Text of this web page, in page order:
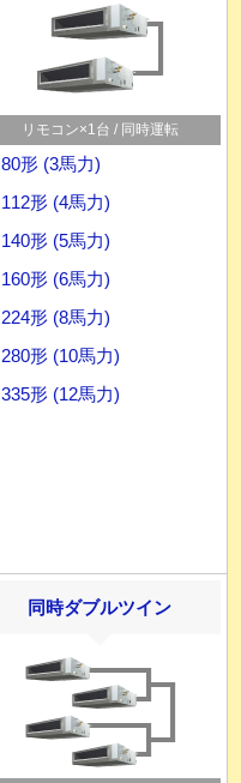
リモコン×1台 / 同時運転
80形 (3馬力)
112形 (4馬力)
140形 (5馬力)
160形 (6馬力)
224形 (8馬力)
280形 (10馬力)
335形 (12馬力)
同時ダブルツイン